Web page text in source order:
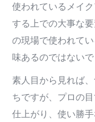
使われているメイ
する上での大事な
の現場で使われて
味あるのではないで
素人目から見れば
ちですが、プロの
仕上がり、使い勝